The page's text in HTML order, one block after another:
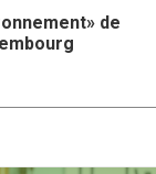
de